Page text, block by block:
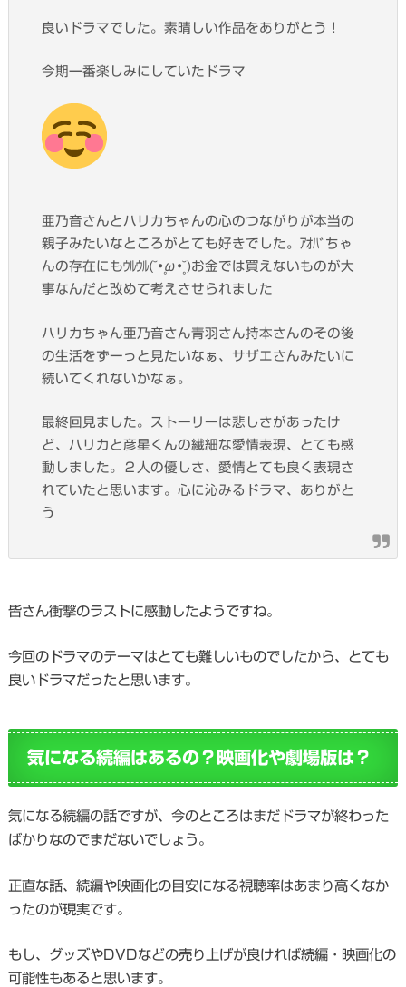
良いドラマでした。素晴しい作品をありがとう！
今期一番楽しみにしていたドラマ
亜乃音さんとハリカちゃんの心のつながりが本当の
親子みたいなところがとても好きでした。ｱｵﾊﾞちゃ
んの存在にもｳﾙｳﾙ(˘•̥ω•̥˘)お金では買えないものが大
事なんだと改めて考えさせられました
ハリカちゃん亜乃音さん青羽さん持本さんのその後
の生活をずーっと見たいなぁ、サザエさんみたいに
続いてくれないかなぁ。
最終回見ました。ストーリーは悲しさがあったけ
ど、ハリカと彦星くんの繊細な愛情表現、とても感
動しました。２人の優しさ、愛情とても良く表現さ
れていたと思います。心に沁みるドラマ、ありがと
う
皆さん衝撃のラストに感動したようですね。
今回のドラマのテーマはとても難しいものでしたから、とても
良いドラマだったと思います。
気になる続編はあるの？映画化や劇場版は？
気になる続編の話ですが、今のところはまだドラマが終わった
ばかりなのでまだないでしょう。
正直な話、続編や映画化の目安になる視聴率はあまり高くなか
ったのが現実です。
もし、グッズやDVDなどの売り上げが良ければ続編・映画化の
可能性もあると思います。